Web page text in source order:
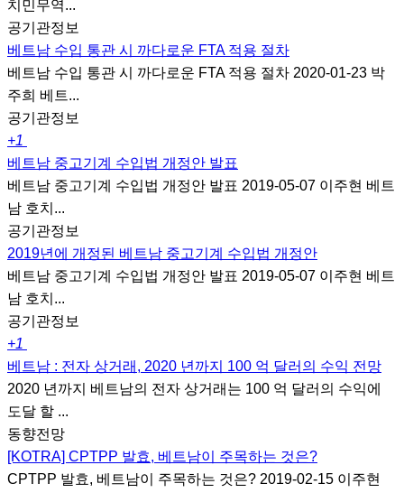
치민무역...
공기관정보
베트남 수입 통관 시 까다로운 FTA 적용 절차
베트남 수입 통관 시 까다로운 FTA 적용 절차 2020-01-23 박
주희 베트...
공기관정보
+1
베트남 중고기계 수입법 개정안 발표
베트남 중고기계 수입법 개정안 발표 2019-05-07 이주현 베트
남 호치...
공기관정보
2019년에 개정된 베트남 중고기계 수입법 개정안
베트남 중고기계 수입법 개정안 발표 2019-05-07 이주현 베트
남 호치...
공기관정보
+1
베트남 : 전자 상거래, 2020 년까지 100 억 달러의 수익 전망
2020 년까지 베트남의 전자 상거래는 100 억 달러의 수익에
도달 할 ...
동향전망
[KOTRA] CPTPP 발효, 베트남이 주목하는 것은?
CPTPP 발효, 베트남이 주목하는 것은? 2019-02-15 이주현